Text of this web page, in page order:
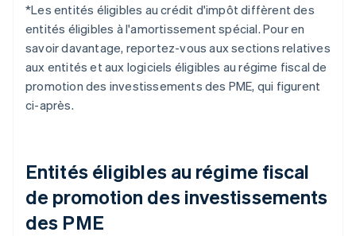
*Les entités éligibles au crédit d'impôt diffèrent des
entités éligibles à l'amortissement spécial. Pour en
savoir davantage, reportez-vous aux sections relatives
aux entités et aux logiciels éligibles au régime fiscal de
promotion des investissements des PME, qui figurent
ci-après.
Entités éligibles au régime fiscal
de promotion des investissements
des PME